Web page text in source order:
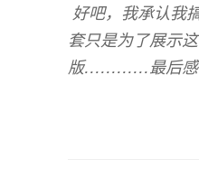
好吧，我承认我
套只是为了展示
版…………最后感